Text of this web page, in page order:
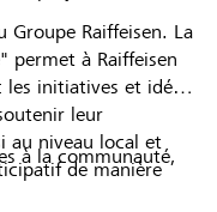
Raiffeisen. La
permet à Raiffeisen
initiatives et idées
leur
au niveau local et
de manière
à la communauté,